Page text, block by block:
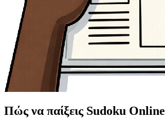
Πώς να παίξεις Sudoku Online